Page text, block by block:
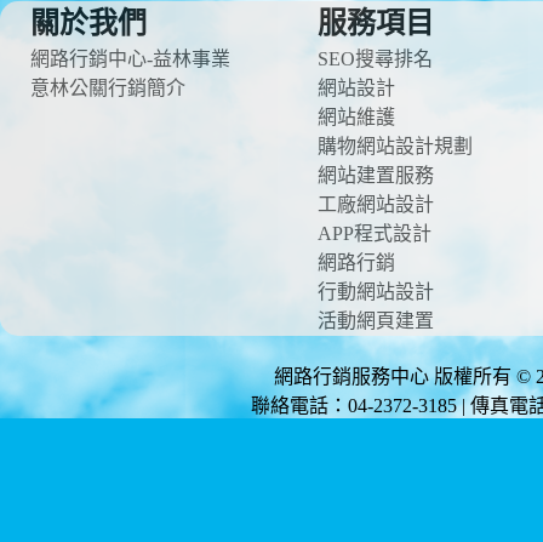
關於我們
網路行銷中心-益林事業
意林公關行銷簡介
服務項目
SEO搜尋排名
網站設計
網站維護
購物網站設計規劃
網站建置服務
工廠網站設計
APP程式設計
網路行銷
行動網站設計
活動網頁建置
網路行銷服務中心 版權所有 ©
聯絡電話：04-2372-3185 | 傳真電